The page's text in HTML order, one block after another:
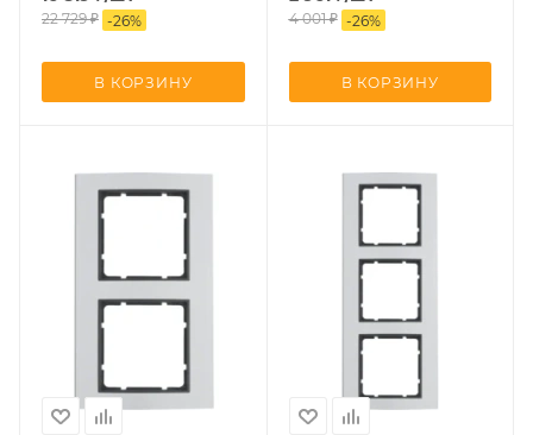
22 729₽ -26%
В КОРЗИНУ
4 001₽ -26%
В КОРЗИНУ